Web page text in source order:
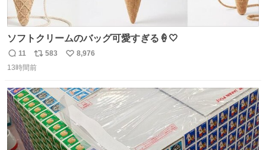
ソフトクリームのバッグ可愛すぎる🍦🤍
返
信
11
リ
ポ
ト
数
583
い
数
8,976
13時間前